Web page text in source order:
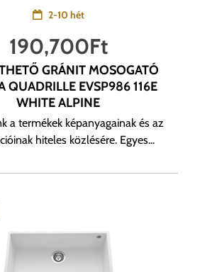
2-10 hét
190,700Ft
GRÁNIT MOSOGATÓ
QUADRILLE EVSP986 116E
WHITE ALPINE
a termékek képanyagainak és az
hiteles közlésére. Egyes...